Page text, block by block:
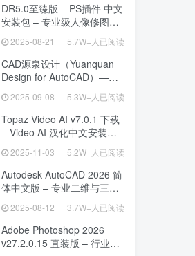
DR5.0至臻版 – PS插件 中文
安装包 – 专业级人像修图工
2025-08-21 5.7W+人已阅读
CAD源泉设计（Yuanquan
Design for AutoCAD）——
高效绘图利器
2025-09-08 5.3W+人已阅读
Topaz Video AI v7.0.1 下载
– Video AI 汉化中文安装版
2025-11-03 5.2W+人已阅读
Autodesk AutoCAD 2026 简
体中文版 – 专业二维与三维
2025-08-12 3.7W+人已阅读
Adobe Photoshop 2026
v27.2.0.15 直装版 – 行业标